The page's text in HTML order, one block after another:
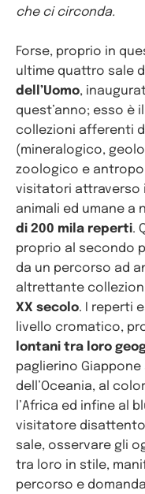
che ci circonda.
Forse, proprio in
ultime quattro sale
dell’Uomo,
quest’anno; esso è
collezioni afferenti
(mineralogico,
zoologico e
visitatori attraverso
animali ed umane a
di 200 mila reperti.
proprio al secondo
da un percorso ad
altrettante
XX secolo. I reperti
livello cromatico,
lontani tra loro
paglierino
dell’Oceania, al
l’Africa ed infine al
visitatore
sale, osservare gli
tra loro in stile,
percorso e